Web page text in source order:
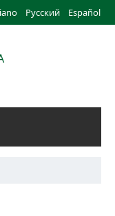
Русский Español